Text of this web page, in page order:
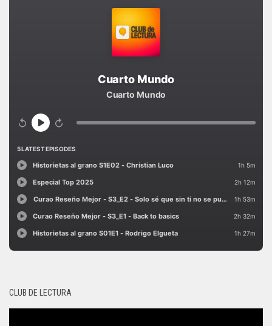
CLUB DE LECTURA